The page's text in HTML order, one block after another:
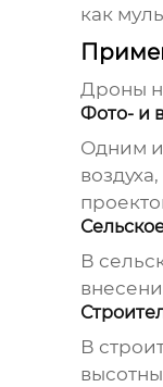
как
Дроны
Фото- и
Одним
В
В